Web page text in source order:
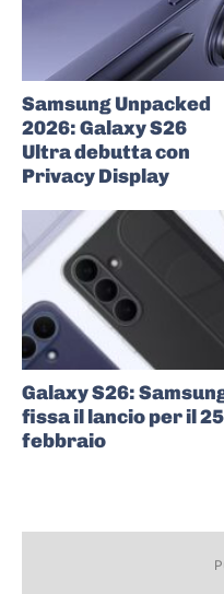
Samsung Unpacked
2026: Galaxy S26
Ultra debutta con
Privacy Display
Galaxy S26:
fissa il lancio per il 25
febbraio